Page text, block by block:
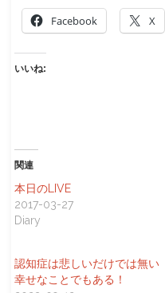
Facebook X
いいね:
関連
本日のLIVE
2017-03-27
Diary
認知症は悲しいだけでは無い
幸せなことでもある！